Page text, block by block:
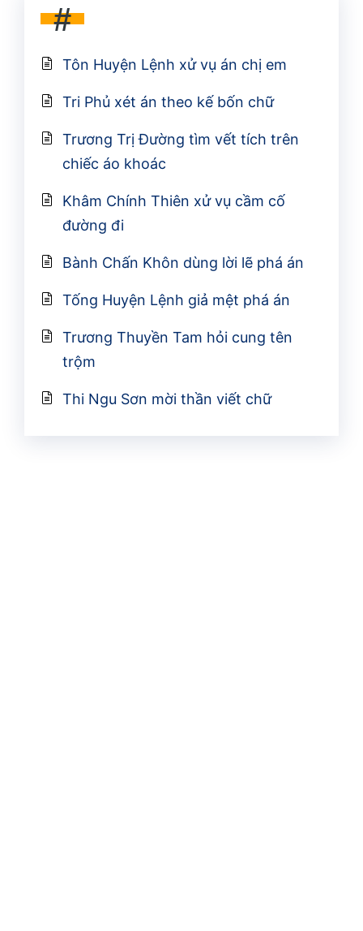
#
Tôn Huyện Lệnh xử vụ án chị em
Tri Phủ xét án theo kế bốn chữ
Trương Trị Đường tìm vết tích trên
chiếc áo khoác
Khâm Chính Thiên xử vụ cầm cố
đường đi
Bành Chấn Khôn dùng lời lẽ phá án
Tống Huyện Lệnh giả mệt phá án
Trương Thuyền Tam hỏi cung tên
trộm
Thi Ngu Sơn mời thần viết chữ